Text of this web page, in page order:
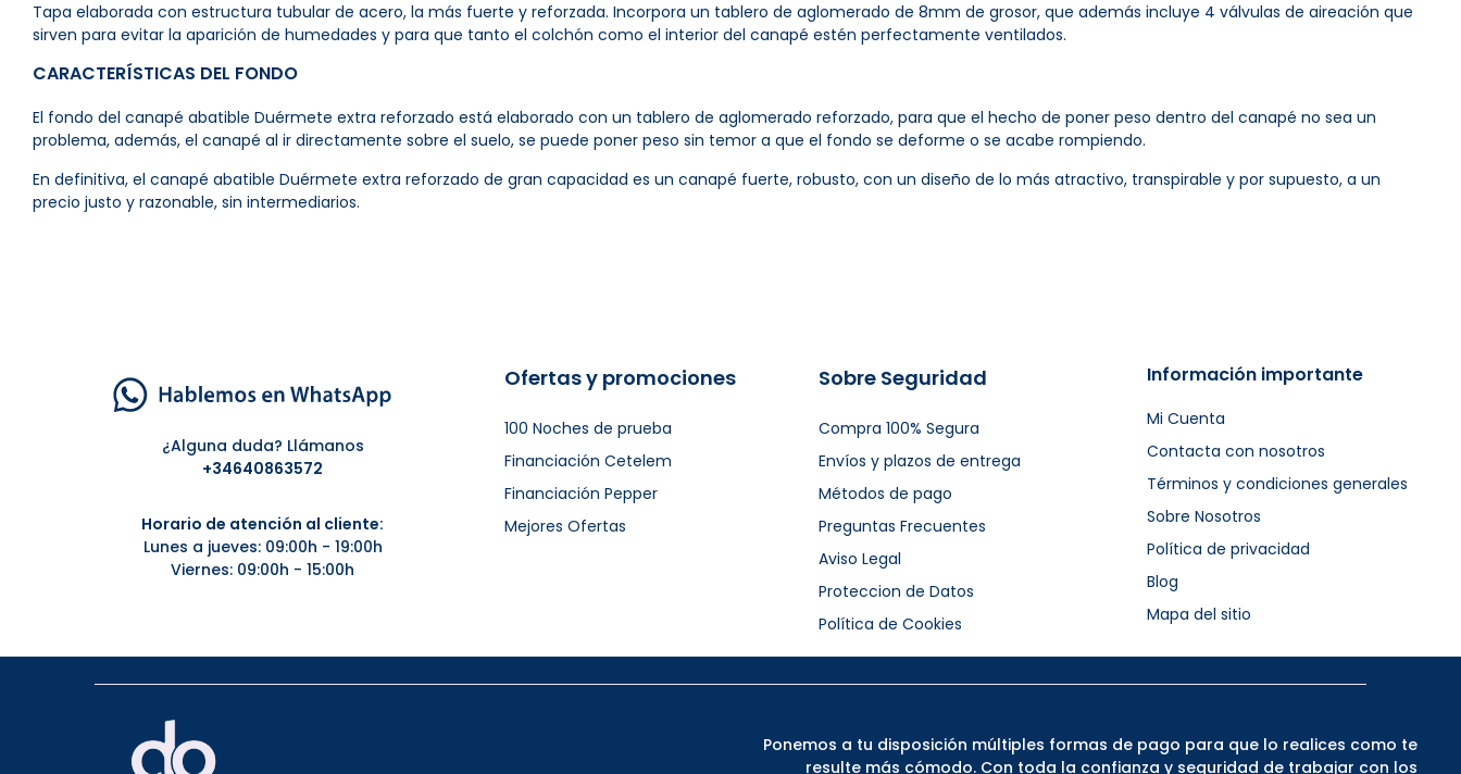
Tapa elaborada con estructura tubular de acero, la más fuerte y reforzada. Incorpora un tablero de aglomerado de 8mm de grosor, que además incluye 4 válvulas de aireación que
sirven para evitar la aparición de humedades y para que tanto el colchón como el interior del canapé estén perfectamente ventilados.
CARACTERÍSTICAS DEL FONDO
El fondo del canapé abatible Duérmete extra reforzado está elaborado con un tablero de aglomerado reforzado, para que el hecho de poner peso dentro del canapé no sea un
problema, además, el canapé al ir directamente sobre el suelo, se puede poner peso sin temor a que el fondo se deforme o se acabe rompiendo.
En definitiva, el canapé abatible Duérmete extra reforzado de gran capacidad es un canapé fuerte, robusto, con un diseño de lo más atractivo, transpirable y por supuesto, a un
precio justo y razonable, sin intermediarios.
¿Alguna duda? Llámanos
+34640863572
Horario de atención al cliente:
Lunes a jueves: 09:00h - 19:00h
Viernes: 09:00h - 15:00h
Ofertas y promociones
100 Noches de prueba
Financiación Cetelem
Financiación Pepper
Mejores Ofertas
Sobre Seguridad
Compra 100% Segura
Envíos y plazos de entrega
Métodos de pago
Preguntas Frecuentes
Aviso Legal
Proteccion de Datos
Política de Cookies
Información importante
Mi Cuenta
Contacta con nosotros
Términos y condiciones generales
Sobre Nosotros
Política de privacidad
Blog
Mapa del sitio
Ponemos a tu disposición múltiples formas de pago para que lo realices como te
resulte más cómodo. Con toda la confianza y seguridad de trabajar con los